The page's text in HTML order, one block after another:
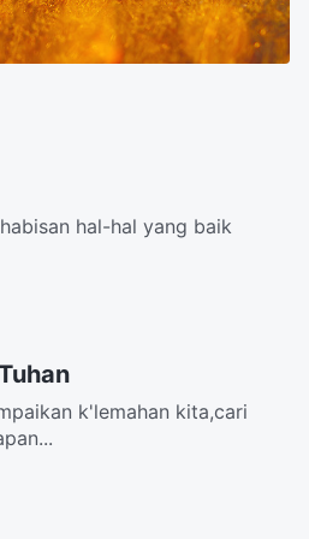
hal-hal yang baik
k'lemahan kita,cari